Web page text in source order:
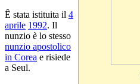
Ê stata istituita il 4
aprile 1992. Il
nunzio è lo stesso
nunzio apostolico
in Corea e risiede
a Seul.